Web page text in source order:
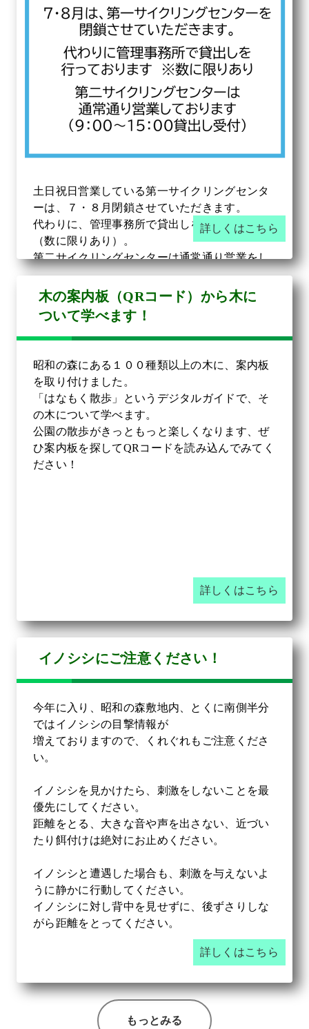
の間、昭和の森第一・第二・第三駐車場の閉門
時間を延長いたします。
（営業延長は駐車場のみとなります、ご了承く
ださい）
土日祝日営業している第一サイクリングセンタ
ーは、７・８月閉鎖させていただきます。
代わりに、管理事務所で貸出しをしております
（数に限りあり）。
第二サイクリングセンターは通常通り営業をし
ております。
【共通】 貸出し受付時間 ９時～１５時
ご不便をおかけしますがよろしくお願いいたし
ます。
詳しくはこちら
木の案内板（QRコード）から木に
ついて学べます！
昭和の森にある１００種類以上の木に、案内板
を取り付けました。
「はなもく散歩」というデジタルガイドで、そ
の木について学べます。
公園の散歩がきっともっと楽しくなります、ぜ
ひ案内板を探してQRコードを読み込んでみてく
ださい！
詳しくはこちら
イノシシにご注意ください！
今年に入り、昭和の森敷地内、とくに南側半分
ではイノシシの目撃情報が
増えておりますので、くれぐれもご注意くださ
い。
イノシシを見かけたら、刺激をしないことを最
優先にしてください。
距離をとる、大きな音や声を出さない、近づい
たり餌付けは絶対にお止めください。
イノシシと遭遇した場合も、刺激を与えないよ
うに静かに行動してください。
イノシシに対し背中を見せずに、後ずさりしな
がら距離をとってください。
詳しくはこちら
もっとみる